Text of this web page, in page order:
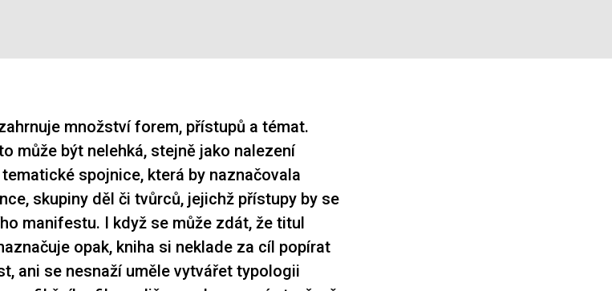
množství forem, přístupů a témat.
může být nelehká, stejně jako nalezení
spojnice, která by naznačovala
skupiny děl či tvůrců, jejichž přístupy by se
manifestu. I když se může zdát, že titul
opak, kniha si neklade za cíl popírat
ani se nesnaží uměle vytvářet typologii